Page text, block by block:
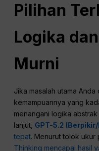
Pilihan
Logika
Murni
Jika masalah utama
kemampuannya yang
menangani logika
lanjut, GPT-5.2
tepat. Menurut tolok ukur
Thinking mencapai hasil